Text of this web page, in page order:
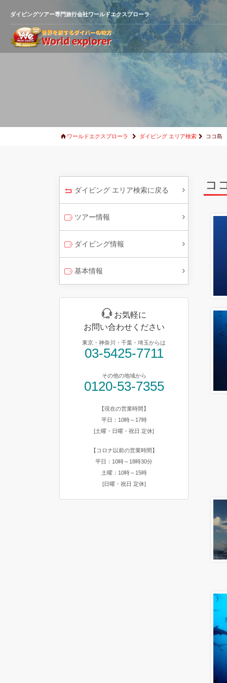
ワールドエクスプローラ ダイビング エリア検索 ココ島
ダイビング エリア検索に戻る
ツアー情報
ダイビング情報
基本情報
お気軽に
お問い合わせください
東京・神奈川・千葉・埼玉からは
03-5425-7711
その他の地域から
0120-53-7355
【現在の営業時間】
平日：10時～17時
[土曜・日曜・祝日 定休]
【コロナ以前の営業時間】
平日：10時～18時30分
土曜：10時～15時
[日曜・祝日 定休]
コ
ダイビングツアー専門旅行会社ワールドエクスプローラ